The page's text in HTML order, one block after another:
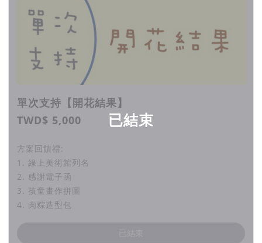
▍聯絡我們
媒體朋友如有報導、採訪需求，請寄信至
adhd.home88@gmail.com，
或使用官方網站或臉書粉絲專頁私訊 「社團法人台灣心動家族
兒童青少年關懷協會」 ，我們將盡快與您聯繫，謝謝。
電話：04-23265755
已結束
單次支持【開花結果】
TWD$ 5,000
方案回饋禮:
1. 線上美術館列名
2. 感謝電子函
3. 孩童畫作拼圖
4. 肉粽造型包